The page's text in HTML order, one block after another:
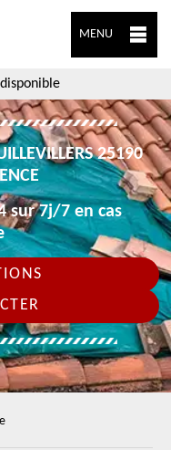
MENU
25190
sur 7j/7 en cas